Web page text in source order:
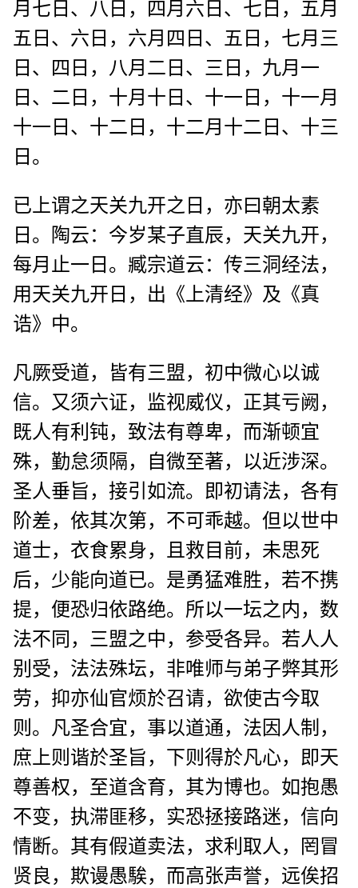
月七日、八日，四月六日、七日，五月
五日、六日，六月四日、五日，七月三
日、四日，八月二日、三日，九月一
日、二日，十月十日、十一日，十一月
十一日、十二日，十二月十二日、十三
日。
已上谓之天关九开之日，亦曰朝太素
日。陶云：今岁某子直辰，天关九开，
每月止一日。臧宗道云：传三洞经法，
用天关九开日，出《上清经》及《真
诰》中。
凡厥受道，皆有三盟，初中微心以诚
信。又须六证，监视威仪，正其亏阙，
既人有利钝，致法有尊卑，而渐顿宜
殊，勤怠须隔，自微至著，以近涉深。
圣人垂旨，接引如流。即初请法，各有
阶差，依其次第，不可乖越。但以世中
道士，衣食累身，且救目前，未思死
后，少能向道已。是勇猛难胜，若不携
提，便恐归依路绝。所以一坛之内，数
法不同，三盟之中，参受各异。若人人
别受，法法殊坛，非唯师与弟子弊其形
劳，抑亦仙官烦於召请，欲使古今取
则。凡圣合宜，事以道通，法因人制，
庶上则谐於圣旨，下则得於凡心，即天
尊善权，至道含育，其为博也。如抱愚
不变，执滞匪移，实恐拯接路迷，信向
情断。其有假道卖法，求利取人，罔冒
贤良，欺谩愚騃，而高张声誉，远俟招